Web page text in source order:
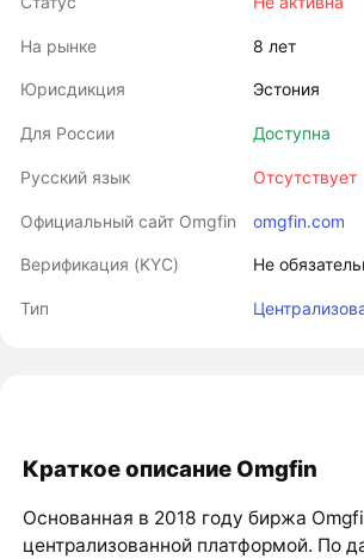
На рынке 8 лет
Юрисдикция Эстония
Для России Доступна
Русский язык Отсутствует
Официальный сайт Omgfin omgfin.com
Верификация (KYC) Не
Тип
Краткое описание Omgfin
Основанная в 2018 году биржа
централизованной платформой. По